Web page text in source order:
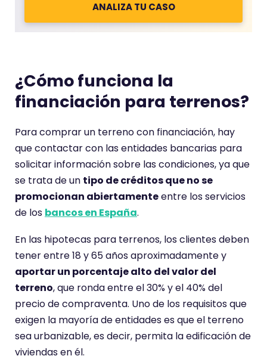
ANALIZA TU CASO
¿Cómo funciona la
financiación para terrenos?
Para comprar un terreno con financiación, hay
que contactar con las entidades bancarias para
solicitar información sobre las condiciones, ya que
se trata de un tipo de créditos que no se
promocionan abiertamenteentre los servicios
de los bancos en España.
En las hipotecas para terrenos, los clientes deben
tener entre 18 y 65 años aproximadamente y
aportar un porcentaje alto del valor del
terreno, que ronda entre el 30% y el 40% del
precio de compraventa. Uno de los requisitos que
exigen la mayoría de entidades es que el terreno
sea urbanizable, es decir, permita la edificación de
viviendas en él.